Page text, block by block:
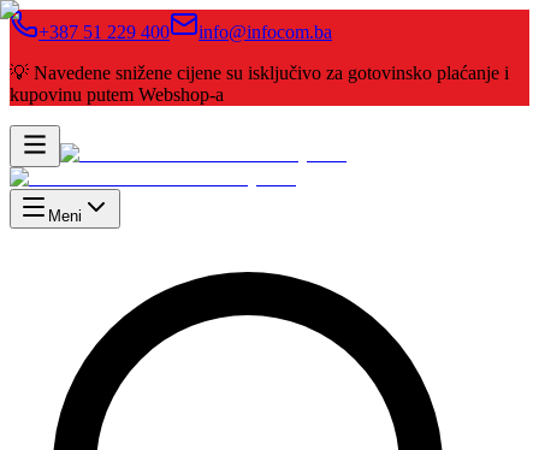
+387 51 229 400
info@infocom.ba
💡 Navedene snižene cijene su isključivo za gotovinsko plaćanje i
kupovinu putem Webshop-a
Meni